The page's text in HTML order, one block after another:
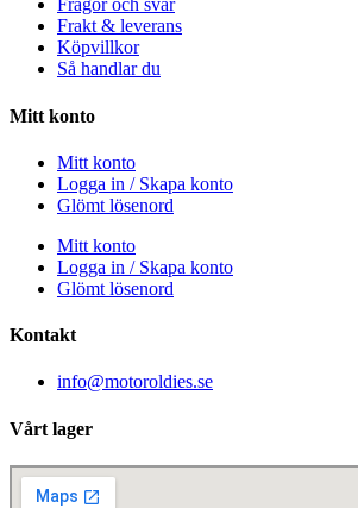
Frågor och svar
Frakt & leverans
Köpvillkor
Så handlar du
Mitt konto
Mitt konto
Logga in / Skapa konto
Glömt lösenord
Mitt konto
Logga in / Skapa konto
Glömt lösenord
Kontakt
info@motoroldies.se
Vårt lager